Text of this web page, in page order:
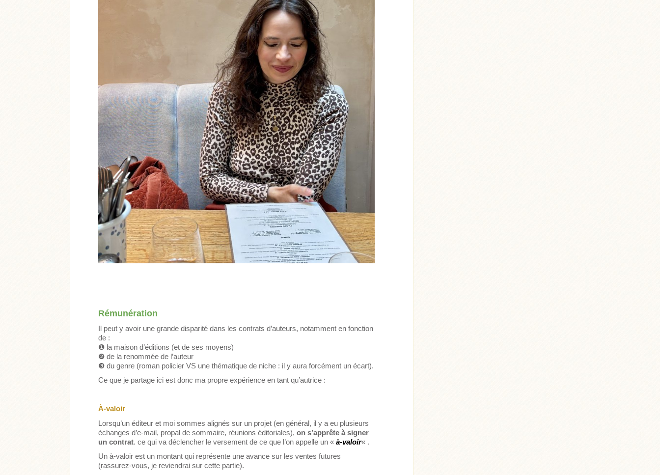
Rémunération
Il peut y avoir une grande disparité dans les contrats d’auteurs, notamment en fonction
de :
❶ la maison d’éditions (et de ses moyens)
❷ de la renommée de l’auteur
❸ du genre (roman policier VS une thématique de niche : il y aura forcément un écart).
Ce que je partage ici est donc ma propre expérience en tant qu’autrice :
À-valoir
Lorsqu’un éditeur et moi sommes alignés sur un projet (en général, il y a eu plusieurs
échanges d’e-mail, propal de sommaire, réunions éditoriales),on s’apprête à signer
un contrat. ce qui va déclencher le versement de ce que l’on appelle un «à-valoir« .
Un à-valoir est un montant qui représente une avance sur les ventes futures
(rassurez-vous, je reviendrai sur cette partie).